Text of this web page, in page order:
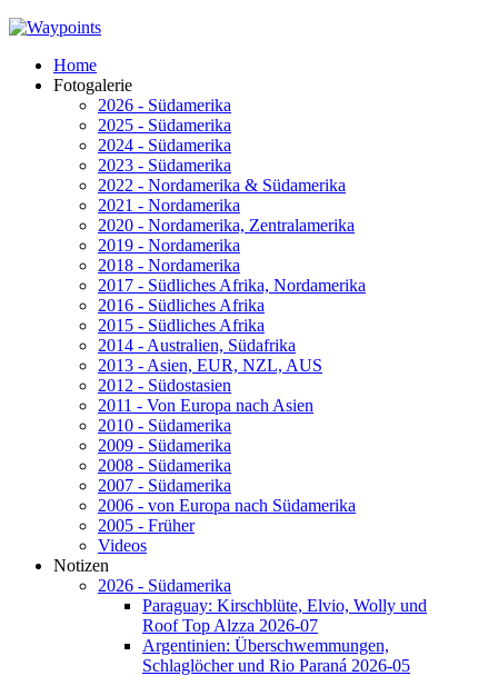
Home
Fotogalerie
2026 - Südamerika
2025 - Südamerika
2024 - Südamerika
2023 - Südamerika
2022 - Nordamerika & Südamerika
2021 - Nordamerika
2020 - Nordamerika, Zentralamerika
2019 - Nordamerika
2018 - Nordamerika
2017 - Südliches Afrika, Nordamerika
2016 - Südliches Afrika
2015 - Südliches Afrika
2014 - Australien, Südafrika
2013 - Asien, EUR, NZL, AUS
2012 - Südostasien
2011 - Von Europa nach Asien
2010 - Südamerika
2009 - Südamerika
2008 - Südamerika
2007 - Südamerika
2006 - von Europa nach Südamerika
2005 - Früher
Videos
Notizen
2026 - Südamerika
Paraguay: Kirschblüte, Elvio, Wolly und
Roof Top Alzza 2026-07
Argentinien: Überschwemmungen,
Schlaglöcher und Rio Paraná 2026-05